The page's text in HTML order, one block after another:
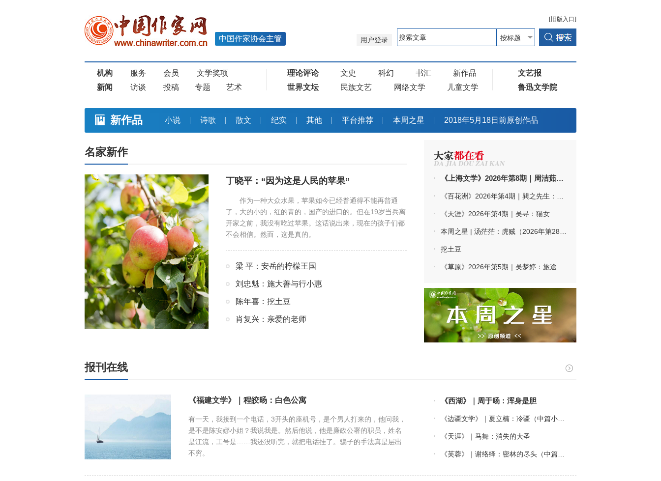
[旧版入口]
用户登录
中国作家协会主管
机构 服务 会员
文学奖项
新闻
访谈 投稿 专题 艺术
理论评论 文史 科幻 书汇
新作品
世界文坛
民族文艺 网络文学 儿童文学
文艺报
鲁迅文学院
新作品 小说 诗歌 散文 纪实 其他 平台推荐 本周之星 2018年5月18日前原创作品
名家新作
丁晓平：“因为这是人民的苹果”
作为一种大众水果，苹果如今已经普通得不能再普通
了，大的小的，红的青的，国产的进口的。但在19岁当兵离
开家之前，我没有吃过苹果。这话说出来，现在的孩子们都
不会相信。然而，这是真的。
梁 平：安岳的柠檬王国
刘忠魁：施大善与行小惠
陈年喜：挖土豆
肖复兴：亲爱的老师
《上海文学》2026年第8期｜周洁茹：学车
《百花洲》2026年第4期｜巽之先生：老兵朱向前侧记三题
《天涯》2026年第4期｜吴寻：猫女
本周之星 | 汤茫茫：虎贼（2026年第28期）
挖土豆
《草原》2026年第5期｜吴梦婷：旅途诊事
报刊在线
《福建文学》｜程皎旸：白色公寓
有一天，我接到一个电话，3开头的座机号，是个男人打来的，他问我，
是不是陈安娜小姐？我说我是。然后他说，他是廉政公署的职员，姓名
是江流，工号是……我还没听完，就把电话挂了。骗子的手法真是层出
不穷。
《西湖》｜周于旸：浑身是胆
《边疆文学》｜夏立楠：冷疆（中篇小说）
《天涯》｜马舞：消失的大圣
《芙蓉》｜谢络绎：密林的尽头（中篇小说 节选）